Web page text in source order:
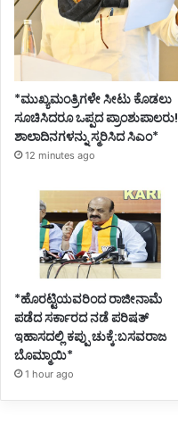
*ಮುಖ್ಯಮಂತ್ರಿಗಳೇ ಸೀಟು ಕೊಡಲು
ಸೂಚಿಸಿದರೂ ಒಪ್ಪದ ಪ್ರಾಂಶುಪಾಲರು!
ಶಾಲಾದಿನಗಳನ್ನು ಸ್ಮರಿಸಿದ ಸಿಎಂ*
12 minutes ago
*ಹೊರಟ್ಟಿಯವರಿಂದ ರಾಜೀನಾಮೆ
ಪಡೆದ ಸರ್ಕಾರದ ನಡೆ ಪರಿಷತ್
ಇಹಾಸದಲ್ಲಿ ಕಪ್ಪು ಚುಕ್ಕೆ:ಬಸವರಾಜ
ಬೊಮ್ಮಾಯಿ*
1 hour ago